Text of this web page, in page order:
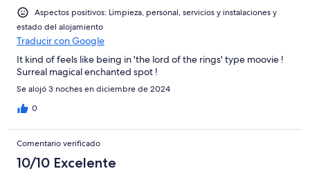
Aspectos positivos: Limpieza, personal, servicios y instalaciones y
estado del alojamiento
Traducir con Google
It kind of feels like being in 'the lord of the rings' type moovie !
Surreal magical enchanted spot !
Se alojó 3 noches en diciembre de 2024
0
Comentario verificado
10/10 Excelente